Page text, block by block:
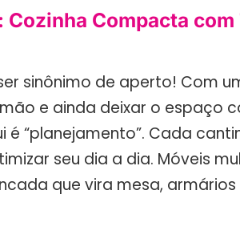
Compacta com
sinônimo de aperto! Com
e ainda deixar o espaço
“planejamento”. Cada
seu dia a dia. Móveis
que vira mesa,